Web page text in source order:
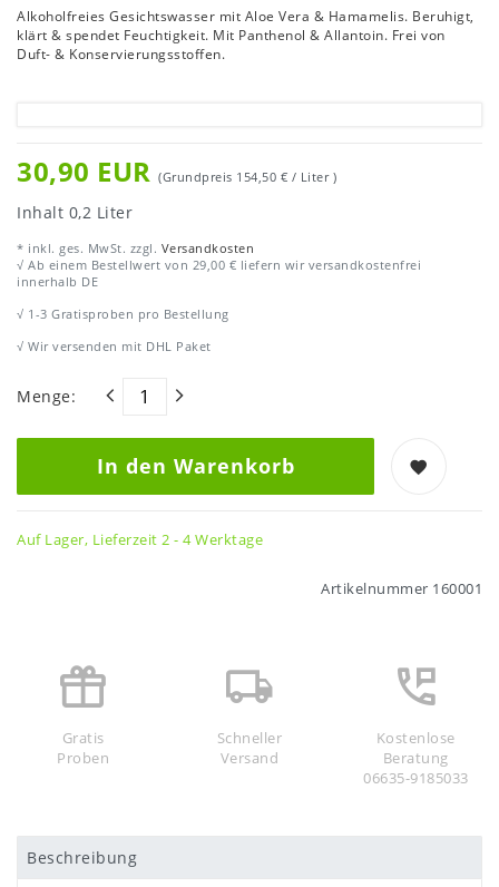
Alkoholfreies Gesichtswasser mit Aloe Vera & Hamamelis. Beruhigt,
klärt & spendet Feuchtigkeit. Mit Panthenol & Allantoin. Frei von
Duft- & Konservierungsstoffen.
30,90 EUR (Grundpreis 154,50 € / Liter )
Inhalt 0,2 Liter
* inkl. ges. MwSt. zzgl. Versandkosten
√ Ab einem Bestellwert von 29,00 € liefern wir versandkostenfrei
innerhalb DE
√ 1-3 Gratisproben pro Bestellung
√ Wir versenden mit DHL Paket
Menge:
In den Warenkorb
Auf Lager, Lieferzeit 2 - 4 Werktage
Artikelnummer 160001
Gratis
Proben
Schneller
Versand
Kostenlose
Beratung
06635-9185033
Beschreibung